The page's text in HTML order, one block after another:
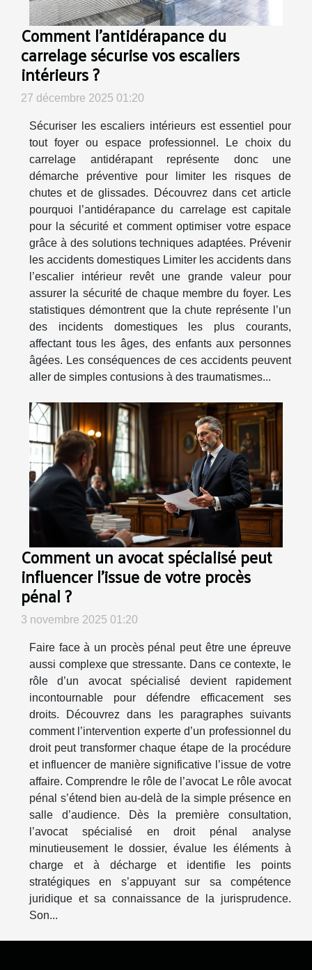
Comment l'antidérapance du
carrelage sécurise vos escaliers
intérieurs ?
27 décembre 2025 01:20
Sécuriser les escaliers intérieurs est essentiel pour
tout foyer ou espace professionnel. Le choix du
carrelage antidérapant représente donc une
démarche préventive pour limiter les risques de
chutes et de glissades. Découvrez dans cet article
pourquoi l’antidérapance du carrelage est capitale
pour la sécurité et comment optimiser votre espace
grâce à des solutions techniques adaptées. Prévenir
les accidents domestiques Limiter les accidents dans
l’escalier intérieur revêt une grande valeur pour
assurer la sécurité de chaque membre du foyer. Les
statistiques démontrent que la chute représente l’un
des incidents domestiques les plus courants,
affectant tous les âges, des enfants aux personnes
âgées. Les conséquences de ces accidents peuvent
aller de simples contusions à des traumatismes...
Comment un avocat spécialisé peut
influencer l'issue de votre procès
pénal ?
3 novembre 2025 01:20
Faire face à un procès pénal peut être une épreuve
aussi complexe que stressante. Dans ce contexte, le
rôle d’un avocat spécialisé devient rapidement
incontournable pour défendre efficacement ses
droits. Découvrez dans les paragraphes suivants
comment l’intervention experte d’un professionnel du
droit peut transformer chaque étape de la procédure
et influencer de manière significative l’issue de votre
affaire. Comprendre le rôle de l’avocat Le rôle avocat
pénal s’étend bien au-delà de la simple présence en
salle d’audience. Dès la première consultation,
l’avocat spécialisé en droit pénal analyse
minutieusement le dossier, évalue les éléments à
charge et à décharge et identifie les points
stratégiques en s’appuyant sur sa compétence
juridique et sa connaissance de la jurisprudence.
Son...